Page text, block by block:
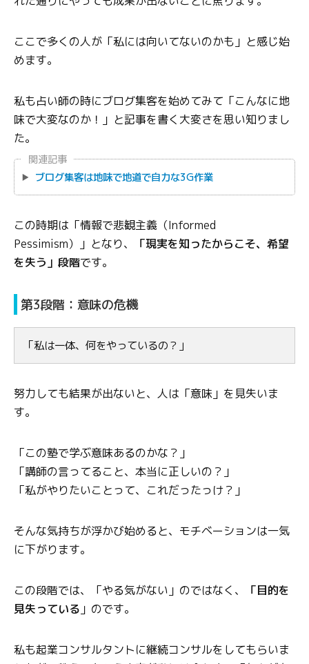
ここで多くの人が「私には向いてないのかも」と感じ始
めます。
私も占い師の時にブログ集客を始めてみて「こんなに地
味で大変なのか！」と記事を書く大変さを思い知りまし
た。
関連記事
ブログ集客は地味で地道で自力な3G作業
この時期は「情報で悲観主義（Informed
Pessimism）」となり、
「現実を知ったからこそ、希望
を失う」段階です。
第3段階：意味の危機
「私は一体、何をやっているの？」
努力しても結果が出ないと、人は「意味」を見失いま
す。
「この塾で学ぶ意味あるのかな？」
「講師の言ってること、本当に正しいの？」
「私がやりたいことって、これだったっけ？」
そんな気持ちが浮かび始めると、モチベーションは一気
に下がります。
この段階では、「やる気がない」のではなく、
「目的を
見失っている 」のです。
私も起業コンサルタントに継続コンサルをしてもらいま